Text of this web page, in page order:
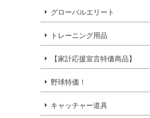
グローバルエリート
トレーニング用品
【家計応援宣言特価商品】
野球特価！
キャッチャー道具